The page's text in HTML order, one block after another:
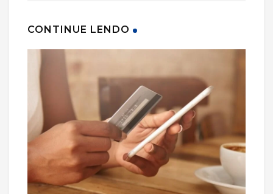
CONTINUE LENDO